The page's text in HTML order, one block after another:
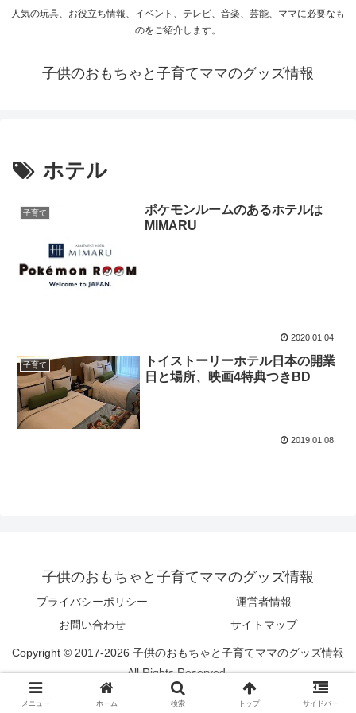
人気の玩具、お役立ち情報、イベント、テレビ、音楽、芸能、ママに必要なも
のをご紹介します。
子供のおもちゃと子育てママのグッズ情報
ホテル
子育て
ポケモンルームのあるホテルは
MIMARU
2020.01.04
子育て
トイストーリーホテル日本の開業
日と場所、映画4特典つきBD
2019.01.08
子供のおもちゃと子育てママのグッズ情報
プライバシーポリシー
運営者情報
お問い合わせ
サイトマップ
Copyright © 2017-2026 子供のおもちゃと子育てママのグッズ情報
All Rights Reserved.
メニュー ホーム 検索 トップ サイドバー